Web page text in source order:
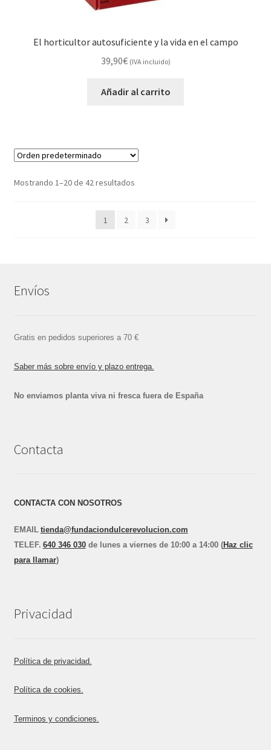
El horticultor autosuficiente y la vida en el campo
39,90€ (IVA incluido)
Añadir al carrito
Mostrando 1–20 de 42 resultados
1 2 3
Envíos
Gratis en pedidos superiores a 70 €
Saber más sobre envío y plazo entrega.
No enviamos planta viva ni fresca fuera de España
Contacta
CONTACTA CON NOSOTROS
EMAIL tienda@fundaciondulcerevolucion.com
TELE F. 640 346 030de lunes a viernes de 10:00 a 14:00 (Haz clic
para llamar)
Privacidad
Política de privacidad.
Política de cookies.
Terminos y condiciones.